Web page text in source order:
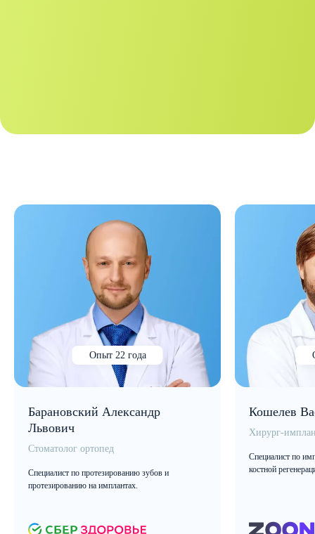
Опыт 22 года
Барановский Александр
Львович
Стоматолог ортопед
Специалист по протезированию зубов и
протезированию на имплантах.
Кошелев
Хирург-
Специалист по
костной